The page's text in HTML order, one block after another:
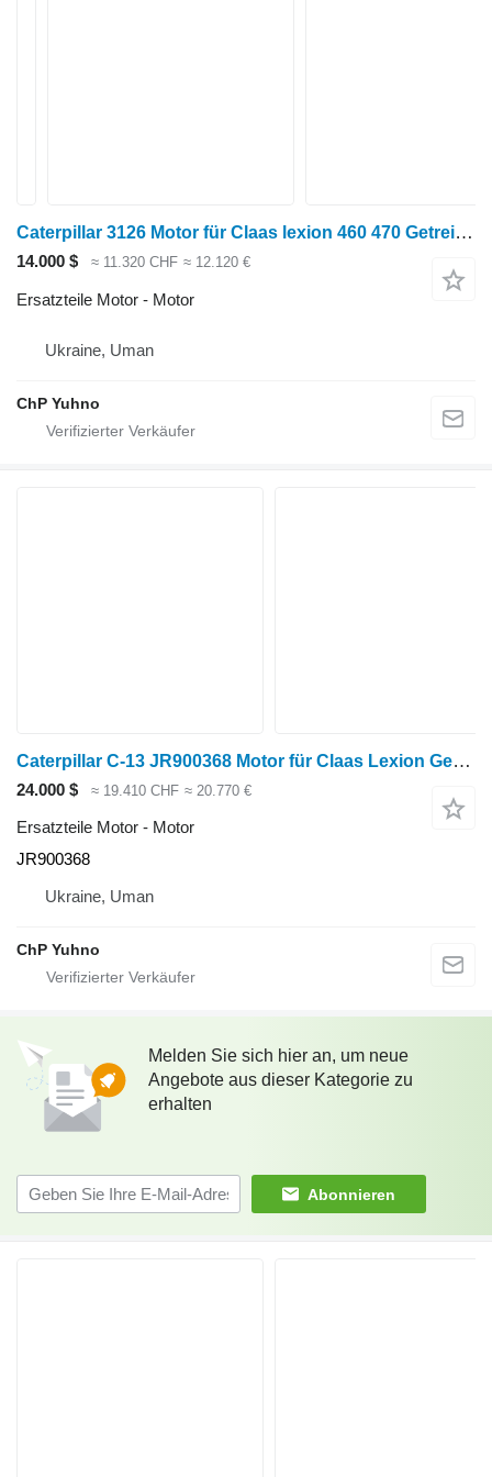
Caterpillar 3126 Motor für Claas lexion 460 470 Getreideernter
14.000 $ ≈ 11.320 CHF ≈ 12.120 €
Ersatzteile Motor - Motor
Ukraine, Uman
ChP Yuhno
Caterpillar C-13 JR900368 Motor für Claas Lexion Getreideernter
24.000 $ ≈ 19.410 CHF ≈ 20.770 €
Ersatzteile Motor - Motor
JR900368
Ukraine, Uman
ChP Yuhno
Melden Sie sich hier an, um neue
Angebote aus dieser Kategorie zu
erhalten
Abonnieren